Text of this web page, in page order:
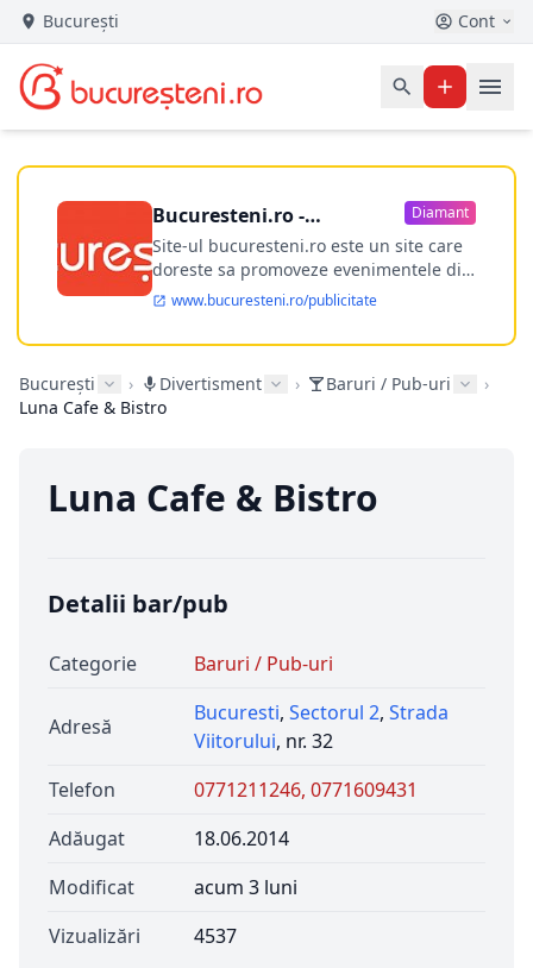
București Cont
Bucuresteni.ro -
publicitate online
Diamant
Site-ul bucuresteni.ro este un site care
doreste sa promoveze evenimentele din
Bucuresti si nu numai, sa puna la
dispozitia utilizatorului cea mai
performanta harta electronica a
ofere posibilitatea firmel...
www.bucuresteni.ro/publicitate
București › Divertisment › Baruri / Pub-uri
›
Luna Cafe & Bistro
Luna Cafe & Bistro
Detalii bar/pub
Categorie Baruri / Pub-uri
Adresă
Bucuresti, Sectorul 2, Strada
Viitorului, nr. 32
Telefon
0771211246, 0771609431
Adăugat
18.06.2014
Modificat
acum 3 luni
Vizualizări
4537